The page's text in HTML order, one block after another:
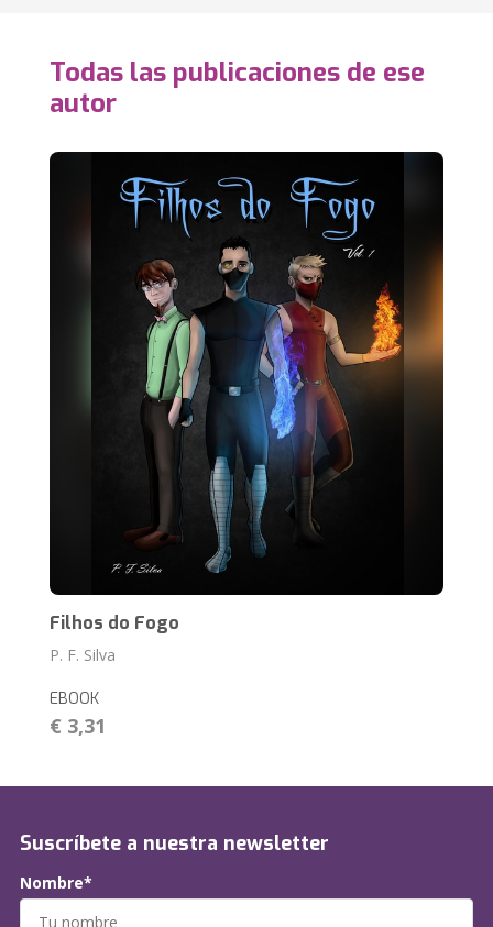
Todas las publicaciones de ese
autor
Filhos do Fogo
P. F. Silva
EBOOK
€ 3,31
Suscríbete a nuestra newsletter
Nombre*